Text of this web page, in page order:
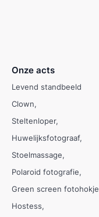
Onze acts
Levend standbeeld
Clown
Steltenloper
Huwelijksfotograaf
Stoelmassage
Polaroid fotografie
Green screen fotohokje
Hostess